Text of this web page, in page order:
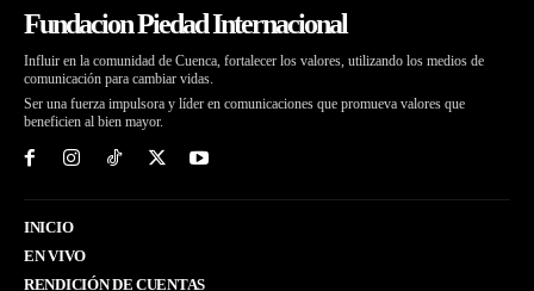
Fundacion Piedad Internacional
Influir en la comunidad de Cuenca, fortalecer los valores, utilizando los medios de
comunicación para cambiar vidas.
Ser una fuerza impulsora y líder en comunicaciones que promueva valores que
beneficien al bien mayor.
INICIO
EN VIVO
RENDICIÓN DE CUENTAS